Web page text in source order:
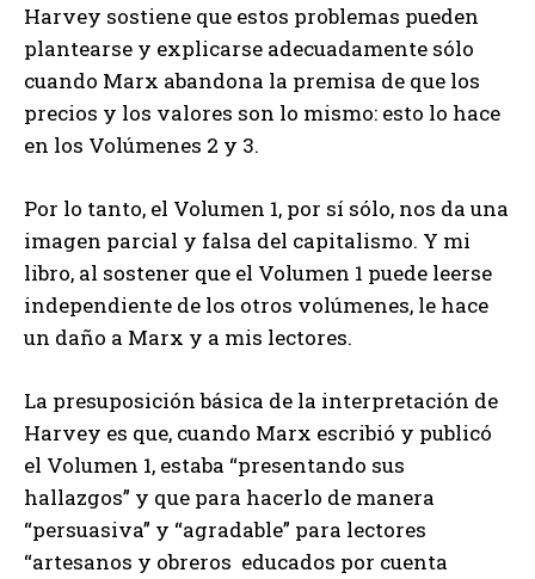
Harvey sostiene que estos problemas pueden
plantearse y explicarse adecuadamente sólo
cuando Marx abandona la premisa de que los
precios y los valores son lo mismo: esto lo hace
en los Volúmenes 2 y 3.
Por lo tanto, el Volumen 1, por sí sólo, nos da una
imagen parcial y falsa del capitalismo. Y mi
libro, al sostener que el Volumen 1 puede leerse
independiente de los otros volúmenes, le hace
un daño a Marx y a mis lectores.
La presuposición básica de la interpretación de
Harvey es que, cuando Marx escribió y publicó
el Volumen 1, estaba “presentando sus
hallazgos” y que para hacerlo de manera
“persuasiva” y “agradable” para lectores
“artesanos y obreros educados por cuenta